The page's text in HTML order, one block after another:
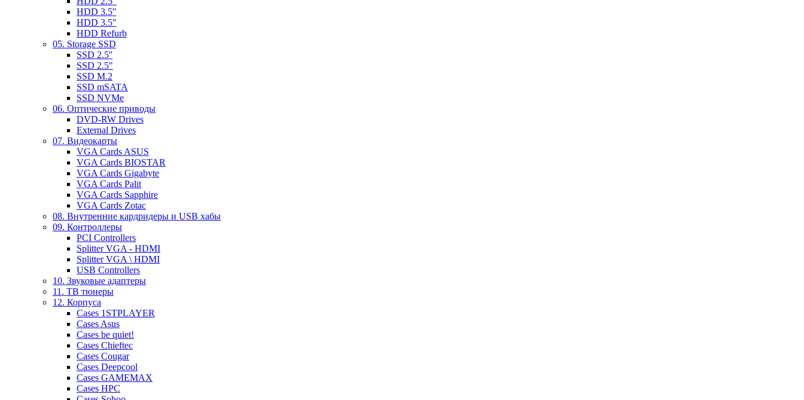
HDD 3.5''
HDD 3.5"
HDD Refurb
05. Storage SSD
SSD 2.5''
SSD 2.5"
SSD M.2
SSD mSATA
SSD NVMe
06. Оптические приводы
DVD-RW Drives
External Drives
07. Видеокарты
VGA Cards ASUS
VGA Cards BIOSTAR
VGA Cards Gigabyte
VGA Cards Palit
VGA Cards Sapphire
VGA Cards Zotac
08. Внутренние кардридеры и USB хабы
09. Контроллеры
PCI Controllers
Splitter VGA - HDMI
Splitter VGA \ HDMI
USB Controllers
10. Звуковые адаптеры
11. ТВ тюнеры
12. Корпуса
Cases 1STPLAYER
Cases Asus
Cases be quiet!
Cases Chieftec
Cases Cougar
Cases Deepcool
Cases GAMEMAX
Cases HPC